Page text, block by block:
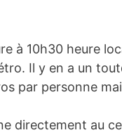
à 10h30 heure
Il y en a un
par personne
directement au